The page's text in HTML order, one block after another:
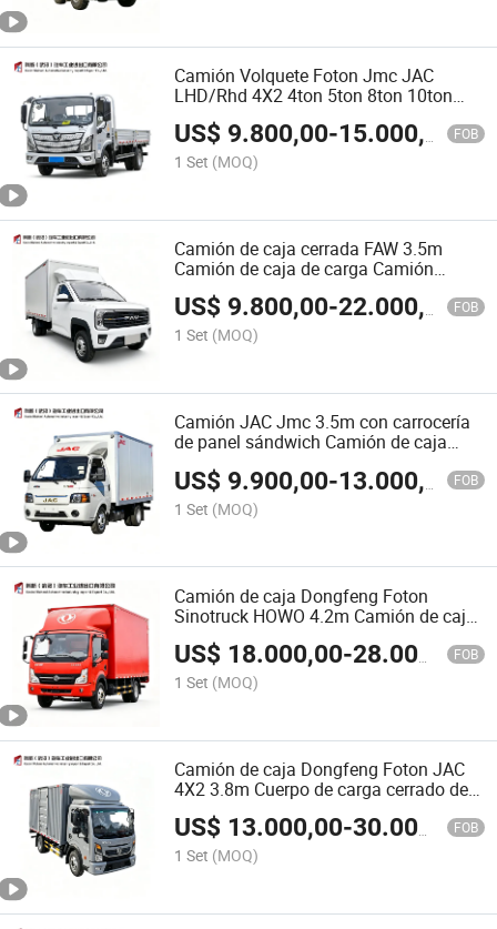
Camión Volquete Foton Jmc JAC
LHD/Rhd 4X2 4ton 5ton 8ton 10ton
Camión Volquete Ligero Camión de
Construcción Camión Volquete de
Minería Personalizable 3-8m Cuerpo de
Volquete Barato Camión Volquete
US$ 9.800,00-15.000,00 FOB
1 Set (MOQ)
Camión de caja cerrada FAW 3.5m
Camión de caja de carga Camión
refrigerado Camión de furgón Camión
de caja Camión de gasolina Transporte
de mercancías para entrega en tienda
US$ 9.800,00-22.000,00 FOB
1 Set (MOQ)
Camión JAC Jmc 3.5m con carrocería
de panel sándwich Camión de caja
personalizable Camión de entrega
exprés Camión de exhibición móvil
US$ 9.900,00-13.000,00 FOB
1 Set (MOQ)
Camión de caja Dongfeng Foton
Sinotruck HOWO 4.2m Camión de caja
personalizable con gran capacidad de
carga, furgón de caja para logística
urbana de carga seca
US$ 18.000,00-28.000,00 FOB
1 Set (MOQ)
Camión de caja Dongfeng Foton JAC
4X2 3.8m Cuerpo de carga cerrado de
aluminio y acero Cuerpo de caja
modificable para camión refrigerado
Camión de entrega de paquetes Taller
móvil
US$ 13.000,00-30.000,00 FOB
1 Set (MOQ)